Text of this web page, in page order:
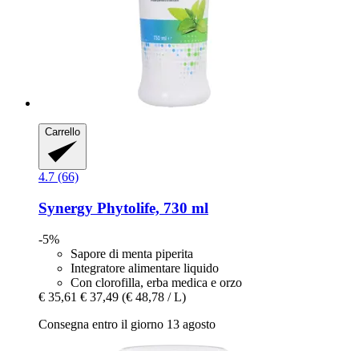
Carrello
4.7 (66)
Synergy Phytolife, 730 ml
-5%
Sapore di menta piperita
Integratore alimentare liquido
Con clorofilla, erba medica e orzo
€ 35,61 € 37,49 (€ 48,78 / L)
Consegna entro il giorno 13 agosto